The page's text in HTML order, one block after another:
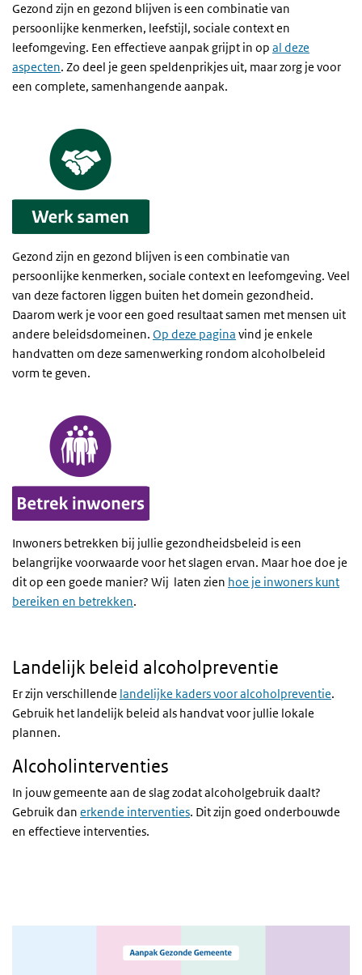
Gezond zijn en gezond blijven is een combinatie van
persoonlijke kenmerken, leefstijl, sociale context en
leefomgeving. Een effectieve aanpak grijpt in op al deze
aspecten. Zo deel je geen speldenprikjes uit, maar zorg je voor
een complete, samenhangende aanpak.
Gezond zijn en gezond blijven is een combinatie van
persoonlijke kenmerken, sociale context en leefomgeving. Veel
van deze factoren liggen buiten het domein gezondheid.
Daarom werk je voor een goed resultaat samen met mensen uit
andere beleidsdomeinen. Op deze pagina vind je enkele
handvatten om deze samenwerking rondom alcoholbeleid
vorm te geven.
Inwoners betrekken bij jullie gezondheidsbeleid is een
belangrijke voorwaarde voor het slagen ervan. Maar hoe doe je
dit op een goede manier? Wij laten zien hoe je inwoners kunt
bereiken en betrekken.
Landelijk beleid alcoholpreventie
Er zijn verschillende landelijke kaders voor alcoholpreventie.
Gebruik het landelijk beleid als handvat voor jullie lokale
plannen.
Alcoholinterventies
In jouw gemeente aan de slag zodat alcoholgebruik daalt?
Gebruik dan erkende interventies. Dit zijn goed onderbouwde
en effectieve interventies.